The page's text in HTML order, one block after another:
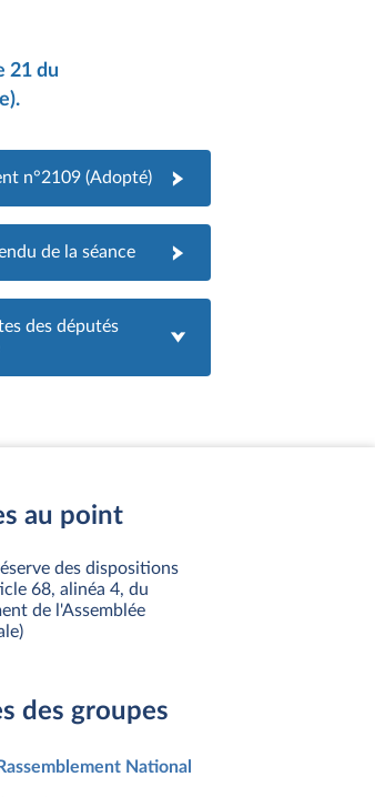
21 du
n°2109 (Adopté)
de la séance
des députés
au point
des dispositions
68, alinéa 4, du
de l'Assemblée
des groupes
National